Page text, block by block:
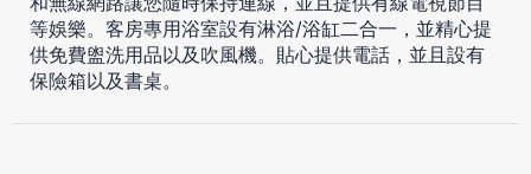
等娛樂。客房專用浴室設有淋浴/浴缸二合一，並精心提
供免費盥洗用品以及吹風機。貼心提供電話，並且設有
保險箱以及書桌。